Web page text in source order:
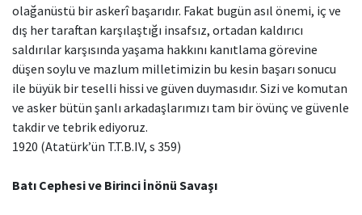
olağanüstü bir askerî başarıdır. Fakat bugün asıl önemi, iç ve
dış her taraftan karşılaştığı insafsız, ortadan kaldırıcı
saldırılar karşısında yaşama hakkını kanıtlama görevine
düşen soylu ve mazlum milletimizin bu kesin başarı sonucu
ile büyük bir teselli hissi ve güven duymasıdır. Sizi ve komutan
ve asker bütün şanlı arkadaşlarımızı tam bir övünç ve güvenle
takdir ve tebrik ediyoruz.
1920 (Atatürk’ün T.T.B.IV, s 359)
Batı Cephesi ve Birinci İnönü Savaşı